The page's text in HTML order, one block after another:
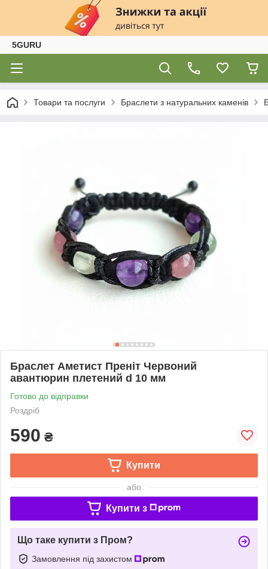
5GURU
Товари та послуги Браслети з натуральних каменів
Браслет Аметист Преніт Червоний
авантюрин плетений d 10 мм
Готово до відправки
Роздріб
590 ₴
Купити
або
Купити з
Що таке купити з Пром?
Замовлення під захистом